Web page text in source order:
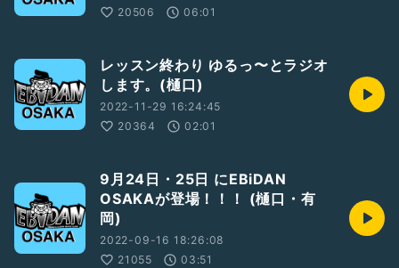
20506 06:01
レッスン終わり ゆるっ〜とラジオ
します。(樋口)
2022-11-29 16:24:45
20364
02:01
9月24日・25日 にEBiDAN
OSAKAが登場！！！ (樋口・有
岡)
2022-09-16 18:26:08
21055
03:51